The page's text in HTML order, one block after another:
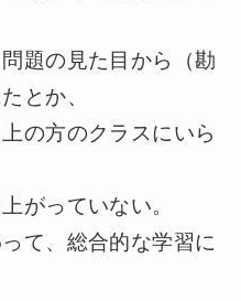
題の見た目から（勘
とか、
の方のクラスにいら
がっていない。
て、総合的な学習に